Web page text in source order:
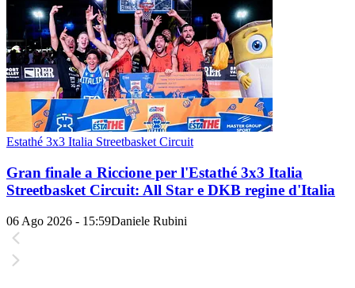
Estathé 3x3 Italia Streetbasket Circuit
Gran finale a Riccione per l'Estathé 3x3 Italia
Streetbasket Circuit: All Star e DKB regine d'Italia
06 Ago 2026 - 15:59Daniele Rubini